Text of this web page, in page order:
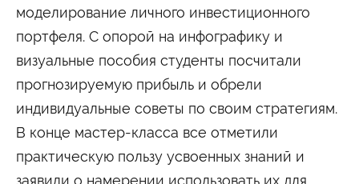
моделирование личного инвестиционного
портфеля. С опорой на инфографику и
визуальные пособия студенты посчитали
прогнозируемую прибыль и обрели
индивидуальные советы по своим стратегиям.
В конце мастер-класса все отметили
практическую пользу усвоенных знаний и
заявили о намерении использовать их для